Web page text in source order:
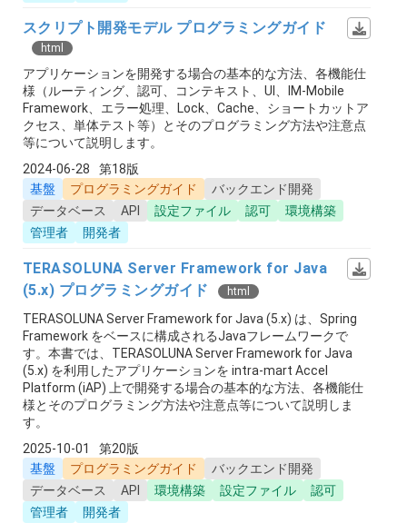
スクリプト開発モデル プログラミングガイド
html
アプリケーションを開発する場合の基本的な方法、各機能仕
様（ルーティング、認可、コンテキスト、UI、IM-Mobile
Framework、エラー処理、Lock、Cache、ショートカットア
クセス、単体テスト等）とそのプログラミング方法や注意点
等について説明します。
2024-06-28
第18版
基盤
プログラミングガイド
バックエンド開発
データベース
API 設定ファイル 認可
環境構築
管理者
開発者
TERASOLUNA Server Framework for Java
(5.x) プログラミングガイド
html
TERASOLUNA Server Framework for Java (5.x) は、Spring
Framework をベースに構成されるJavaフレームワークで
す。本書では、TERASOLUNA Server Framework for Java
(5.x) を利用したアプリケーションを intra-mart Accel
Platform (iAP) 上で開発する場合の基本的な方法、各機能仕
様とそのプログラミング方法や注意点等について説明しま
す。
2025-10-01
第20版
基盤
プログラミングガイド
バックエンド開発
データベース
API 環境構築 設定ファイル
認可
管理者
開発者